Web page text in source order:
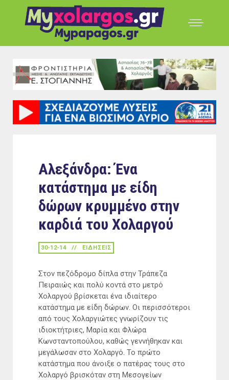
Αλεξάνδρα: Ένα
κατάστημα με είδη
δώρων κρυμμένο στην
καρδιά του Χολαργού
30-12-14 ΕΙΔΉΣΕΙΣ
Στον πεζόδρομο δίπλα στην Τράπεζα
Πειραιώς και πολύ κοντά στο μετρό
Χολαργού βρίσκεται ένα ιδιαίτερο
κατάστημα με είδη δώρων. Οι περισσότεροι
από τους Χολαργιώτες γνωρίζουν τις
ιδιοκτήτριες, Μαρία και Φλώρα
Κωνσταντοπούλου, καθώς γεννήθηκαν και
μεγάλωσαν στο Χολαργό. Το πρώτο
κατάστημα που άνοιξε ο πατέρας τους στο
Χολαργό βρισκόταν στη Μεσογείων